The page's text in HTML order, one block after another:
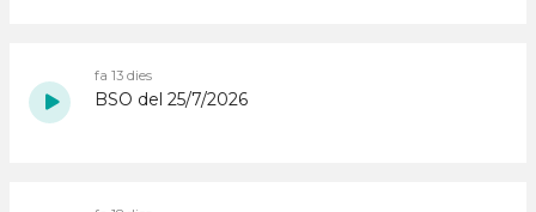
fa 13 dies
BSO del 25/7/2026